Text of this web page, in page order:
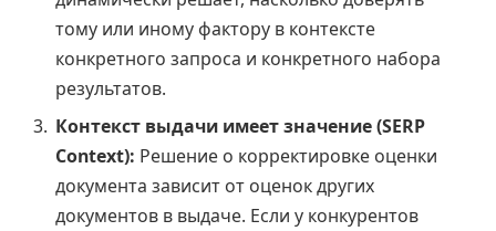
тому или иному фактору в контексте
конкретного запроса и конкретного набора
результатов.
Контекст выдачи имеет значение (SERP
Context): Решение о корректировке оценки
документа зависит от оценок других
документов в выдаче. Если у конкурентов